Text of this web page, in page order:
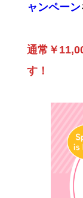
ャンペーン
通常￥
す！